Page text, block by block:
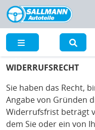
WIDERRUFSRECHT
Sie haben das Recht,
Angabe von Gründen
Widerrufsfrist beträgt
dem Sie oder ein von